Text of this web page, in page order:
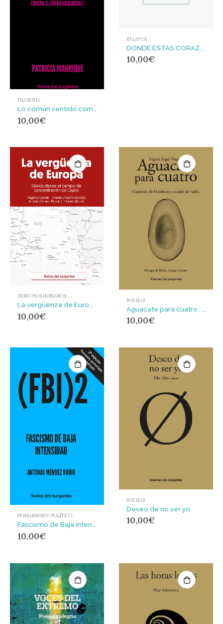
FILOSOFÍA
10,00€
RELATOS
10,00€
DERECHOS HUMANOS
10,00€
POESÍAS
10,00€
PENSAMIENTO POLÍTICO
10,00€
POESÍAS
Deseo de no ser yo
10,00€